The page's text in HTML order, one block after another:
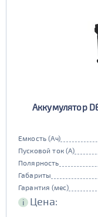
Аккумулятор
Емкость (Ач)
Пусковой ток (А)
Полярность
Габариты
Гарантия (мес)
i Цена: